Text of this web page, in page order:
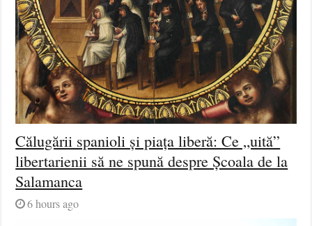
Călugării spanioli și piața liberă: Ce „uită”
libertarienii să ne spună despre Școala de la
Salamanca
6 hours ago